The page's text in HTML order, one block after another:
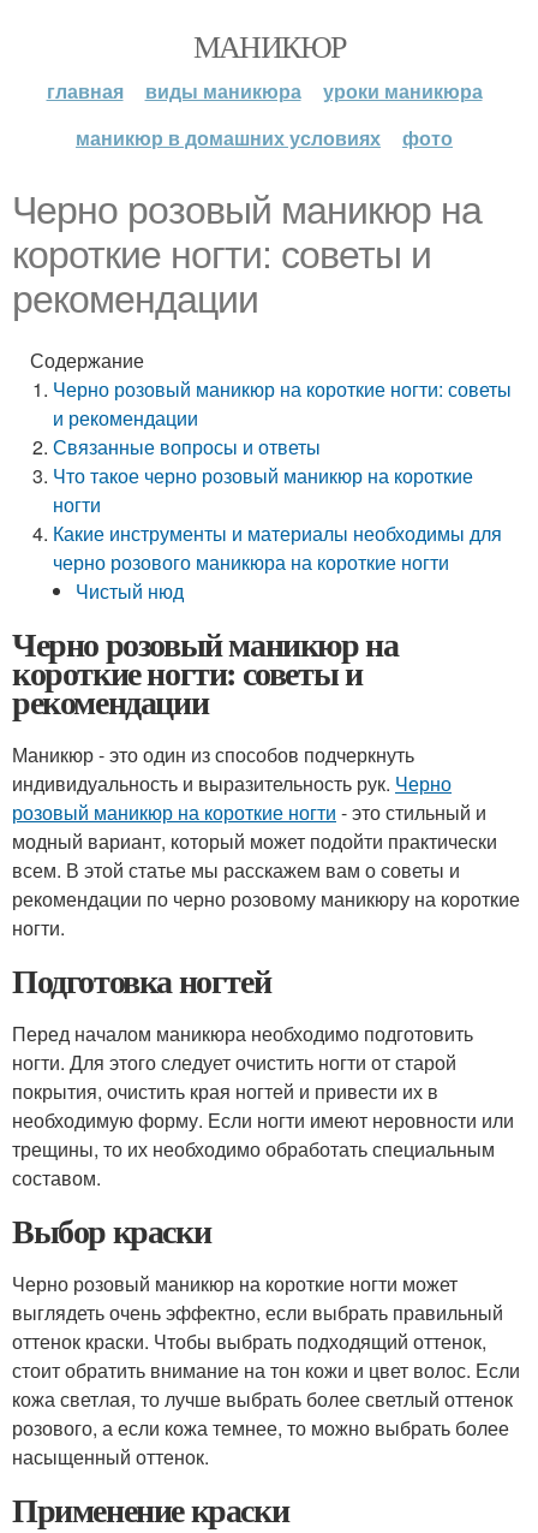
МАНИКЮР
главная виды маникюра
уроки маникюра
маникюр в домашних условиях
фото
Черно розовый маникюр на
короткие ногти: советы и
рекомендации
Содержание
Черно розовый маникюр на короткие ногти: советы
и рекомендации
Связанные вопросы и ответы
Что такое черно розовый маникюр на короткие
ногти
Какие инструменты и материалы необходимы для
черно розового маникюра на короткие ногти
Чистый нюд
Черно розовый маникюр на
короткие ногти: советы и
рекомендации
Маникюр - это один из способов подчеркнуть
индивидуальность и выразительность рук. Черно
розовый маникюр на короткие ногти - это стильный и
модный вариант, который может подойти практически
всем. В этой статье мы расскажем вам о советы и
рекомендации по черно розовому маникюру на короткие
ногти.
Подготовка ногтей
Перед началом маникюра необходимо подготовить
ногти. Для этого следует очистить ногти от старой
покрытия, очистить края ногтей и привести их в
необходимую форму. Если ногти имеют неровности или
трещины, то их необходимо обработать специальным
составом.
Выбор краски
Черно розовый маникюр на короткие ногти может
выглядеть очень эффектно, если выбрать правильный
оттенок краски. Чтобы выбрать подходящий оттенок,
стоит обратить внимание на тон кожи и цвет волос. Если
кожа светлая, то лучше выбрать более светлый оттенок
розового, а если кожа темнее, то можно выбрать более
насыщенный оттенок.
Применение краски